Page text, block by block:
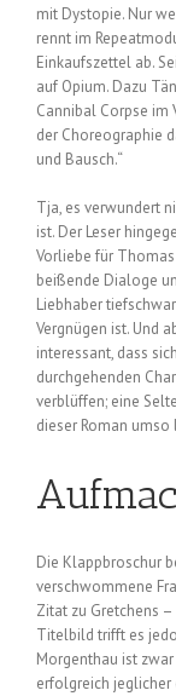
mit Dystopie. Nur
rennt im
Einkaufszettel ab.
auf Opium. Dazu
Cannibal Corpse im
der Choreographie
und Bausch.“
Tja, es verwundert
ist. Der Leser
Vorliebe für
beißende Dialoge
Liebhaber
Vergnügen ist. Und
interessant, dass
durchgehenden
verblüffen; eine
dieser Roman umso
Die Klappbroschur
verschwommene
Zitat zu Gretchens
Titelbild trifft es
Morgenthau ist
erfolgreich jeglicher